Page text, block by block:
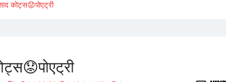
कोट्स😟पोएट्री